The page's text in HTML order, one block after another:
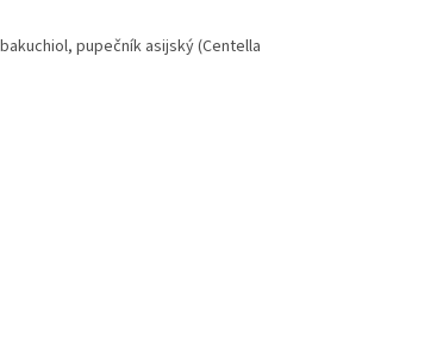
pupečník asijský (Centella